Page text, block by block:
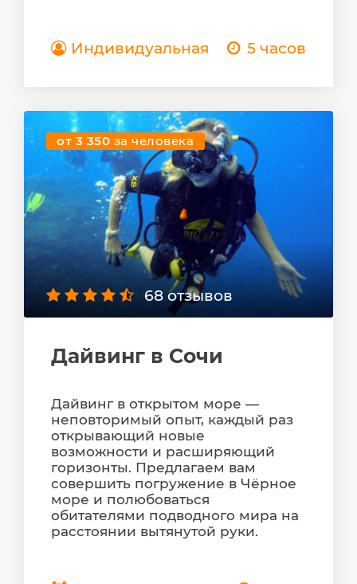
Индивидуальная 5 часов
от 3 350 за человека
68 отзывов
Дайвинг в Сочи
Дайвинг в открытом море —
неповторимый опыт, каждый раз
открывающий новые
возможности и расширяющий
горизонты. Предлагаем вам
совершить погружение в Чёрное
море и полюбоваться
обитателями подводного мира на
расстоянии вытянутой руки.